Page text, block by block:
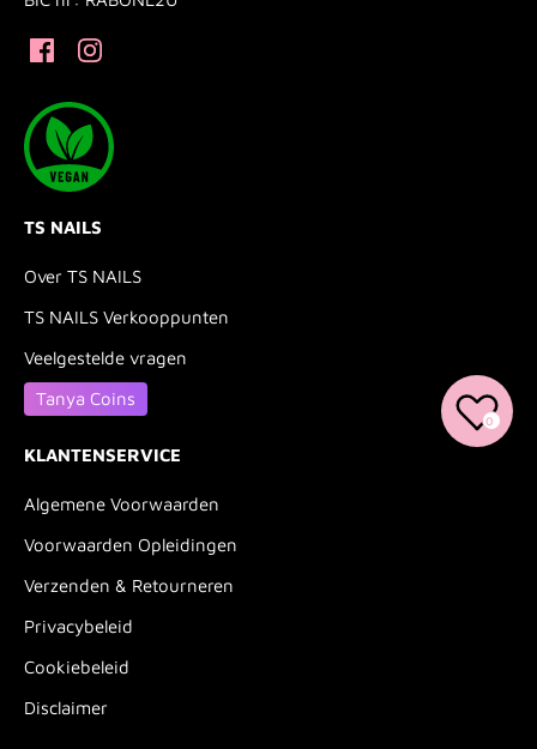
TS NAILS
Over TS NAILS
TS NAILS Verkooppunten
Veelgestelde vragen
Tanya Coins
KLANTENSERVICE
Algemene Voorwaarden
Voorwaarden Opleidingen
Verzenden & Retourneren
Privacybeleid
Cookiebeleid
Disclaimer
0